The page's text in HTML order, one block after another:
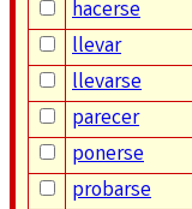
hacerse
llevar
llevarse
parecer
ponerse
probarse